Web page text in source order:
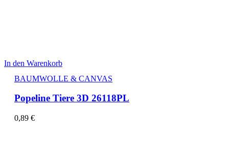
In den Warenkorb
BAUMWOLLE & CANVAS
Popeline Tiere 3D 26118PL
0,89 €